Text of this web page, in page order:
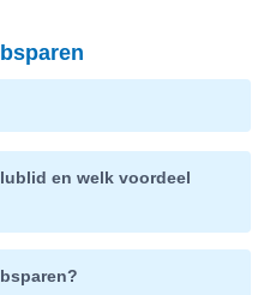
en welk voordeel